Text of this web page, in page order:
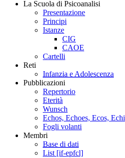
La Scuola di Psicoanalisi
Presentazione
Principi
Istanze
CIG
CAOE
Cartelli
Reti
Infanzia e Adolescenza
Pubblicazioni
Repertorio
Eterità
Wunsch
Echos, Echoes, Ecos, Echi
Fogli volanti
Membri
Base di dati
List [if-epfcl]